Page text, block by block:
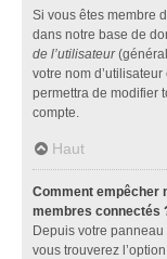
Si vous êtes membre
dans notre base de
de l’utilisateur
votre nom
permettra de modifier
compte.
Haut
Comment empêcher
membres connectés
Depuis votre panneau
vous trouverez l’option